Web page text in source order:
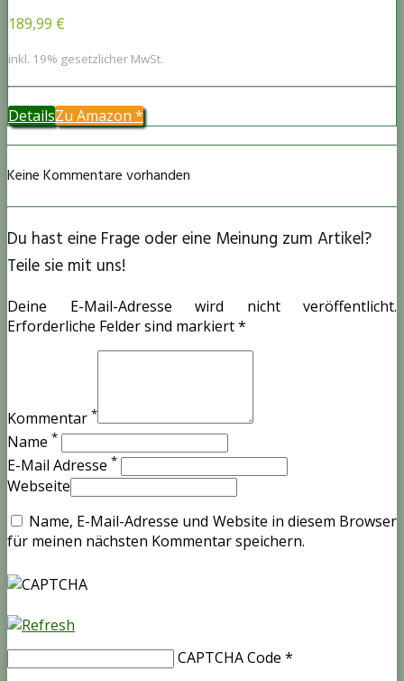
189,99 €
inkl. 19% gesetzlicher MwSt.
DetailsZu Amazon *
Keine Kommentare vorhanden
Du hast eine Frage oder eine Meinung zum Artikel?
Teile sie mit uns!
Deine E-Mail-Adresse wird nicht veröffentlicht.
Erforderliche Felder sind markiert *
Kommentar *
Name *
E-Mail Adresse *
Webseite
Name, E-Mail-Adresse und Website in diesem Browser
für meinen nächsten Kommentar speichern.
CAPTCHA Code *